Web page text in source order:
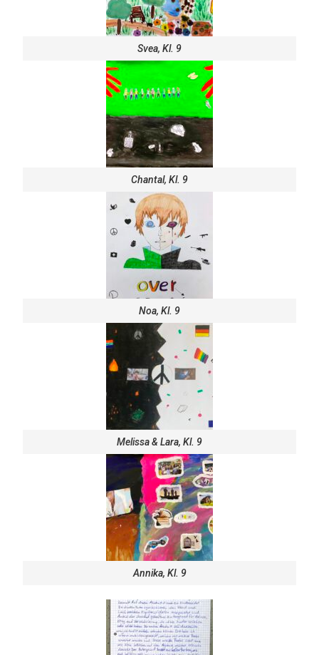
Svea, Kl. 9
Chantal, Kl. 9
Noa, Kl. 9
Melissa & Lara, Kl. 9
Annika, Kl. 9